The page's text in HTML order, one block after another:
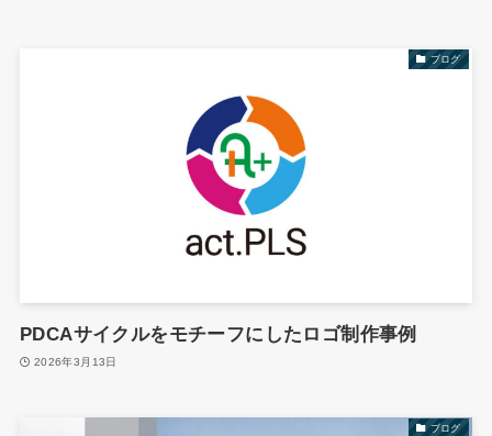
ブログ
PDCAサイクルをモチーフにしたロゴ制作事例
2026年3月13日
ブログ